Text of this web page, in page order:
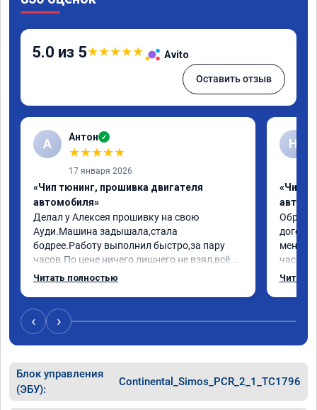
5.0 из 5★★★★★ Avito
Оставить отзыв
А Антон ✓
★★★★★
17 января 2026
«Чип тюнинг, прошивка двигателя
автомобиля»
Делал у Алексея прошивку на свою
Ауди.Машина задышала,стала
бодрее.Работу выполнил быстро,за пару
часов.По цене ничего лишнего не взял,всё
как договаривались заранее.После работы
случае поломки авто.Однозначно
рекомендую Алексея как грамотного
специалиста!
Читать полностью
Н
«Чип
меня
час
Арман
Читать
‹ ›
Блок управления
(ЭБУ):
Continental_Simos_PCR_2_1_TC1796